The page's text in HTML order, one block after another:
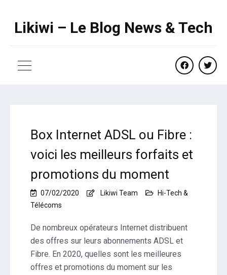
Likiwi – Le Blog News & Tech
facebook
Box Internet ADSL ou Fibre :
voici les meilleurs forfaits et
promotions du moment
07/02/2020 Likiwi Team
Hi-Tech &
Télécoms
De nombreux opérateurs Internet distribuent
des offres sur leurs abonnements ADSL et
Fibre. En 2020, quelles sont les meilleures
offres et promotions du moment sur les